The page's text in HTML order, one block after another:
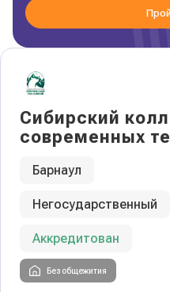
Сибирский
современных
Барнаул
Негосударственный
Аккредитован
Без общежития